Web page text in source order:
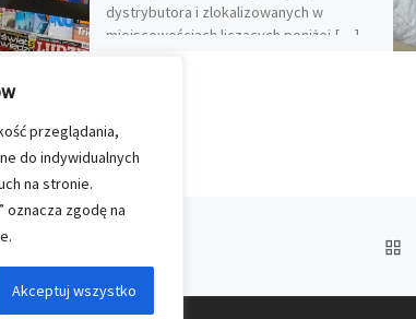
przeglądania,
do indywidualnych
na stronie.
oznacza zgodę na
Akceptuj wszystko
dystrybutora i zlokalizowanych w
miejscowościach liczących poniżej […]
PISAĆ!